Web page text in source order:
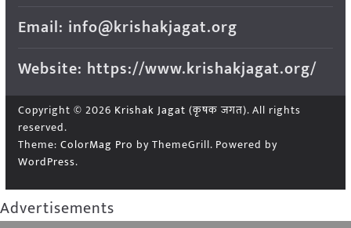
Email: info@krishakjagat.org
Website: https://www.krishakjagat.org/
Copyright © 2026 Krishak Jagat (कृषक जगत). All rights
reserved.
Theme: ColorMag Pro by ThemeGrill. Powered by
WordPress.
Advertisements